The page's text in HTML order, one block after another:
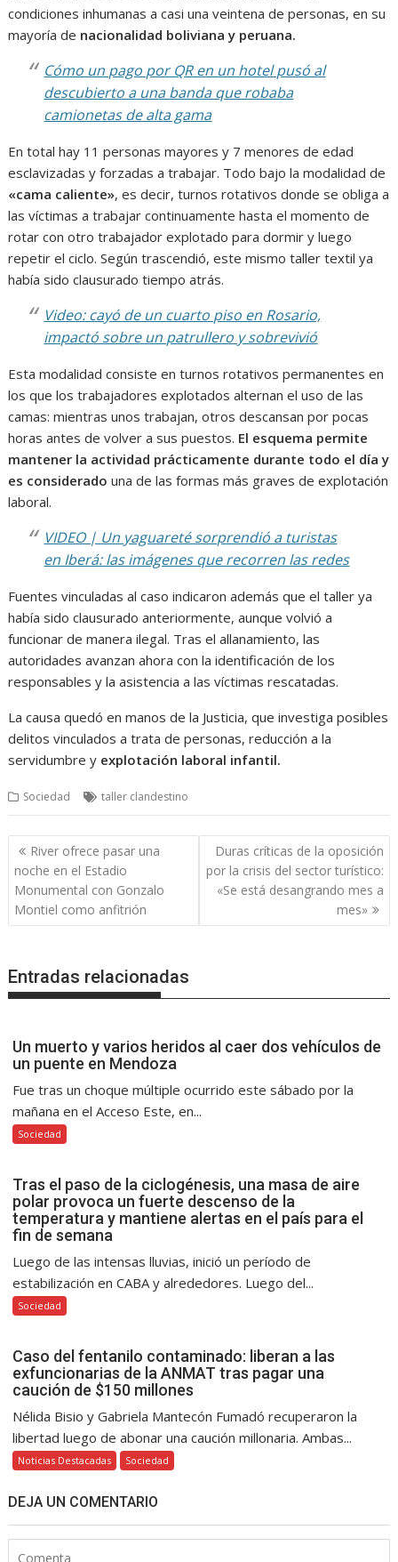
condiciones inhumanas a casi una veintena de personas, en su
mayoría de nacionalidad boliviana y peruana.
Cómo un pago por QR en un hotel pusó al
descubierto a una banda que robaba
camionetas de alta gama
En total hay 11 personas mayores y 7 menores de edad
esclavizadas y forzadas a trabajar. Todo bajo la modalidad de
«cama caliente», es decir, turnos rotativos donde se obliga a
las víctimas a trabajar continuamente hasta el momento de
rotar con otro trabajador explotado para dormir y luego
repetir el ciclo. Según trascendió, este mismo taller textil ya
había sido clausurado tiempo atrás.
Video: cayó de un cuarto piso en Rosario,
impactó sobre un patrullero y sobrevivió
Esta modalidad consiste en turnos rotativos permanentes en
los que los trabajadores explotados alternan el uso de las
camas: mientras unos trabajan, otros descansan por pocas
horas antes de volver a sus puestos. El esquema permite
mantener la actividad prácticamente durante todo el día y
es considerado una de las formas más graves de explotación
laboral.
VIDEO | Un yaguareté sorprendió a turistas
en Iberá: las imágenes que recorren las redes
Fuentes vinculadas al caso indicaron además que el taller ya
había sido clausurado anteriormente, aunque volvió a
funcionar de manera ilegal. Tras el allanamiento, las
autoridades avanzan ahora con la identificación de los
responsables y la asistencia a las víctimas rescatadas.
La causa quedó en manos de la Justicia, que investiga posibles
delitos vinculados a trata de personas, reducción a la
servidumbre y explotación laboral infantil.
Sociedad taller clandestino
Navegación
de
entradas
River ofrece pasar una
noche en el Estadio
Monumental con Gonzalo
Montiel como anfitrión
Duras críticas de la oposición
por la crisis del sector turístico:
«Se está desangrando mes a
mes»
Entradas relacionadas
Un muerto y varios heridos al caer dos vehículos de
un puente en Mendoza
Fue tras un choque múltiple ocurrido este sábado por la
mañana en el Acceso Este, en...
Sociedad
Tras el paso de la ciclogénesis, una masa de aire
polar provoca un fuerte descenso de la
temperatura y mantiene alertas en el país para el
fin de semana
Luego de las intensas lluvias, inició un período de
estabilización en CABA y alrededores. Luego del...
Sociedad
Caso del fentanilo contaminado: liberan a las
exfuncionarias de la ANMAT tras pagar una
caución de $150 millones
Nélida Bisio y Gabriela Mantecón Fumadó recuperaron la
libertad luego de abonar una caución millonaria. Ambas...
Noticias Destacadas Sociedad
DEJA UN COMENTARIO